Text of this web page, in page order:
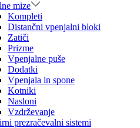
mize
Kompleti
Distančni vpenjalni bloki
Zatiči
Prizme
Vpenjalne puše
Dodatki
Vpenjala in spone
Kotniki
Nasloni
Vzdrževanje
prezračevalni sistemi